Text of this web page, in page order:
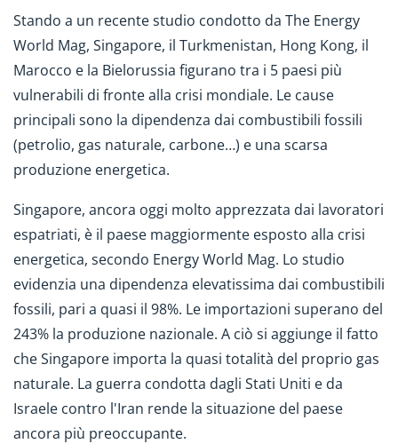
Stando a un recente studio condotto da The Energy
World Mag, Singapore, il Turkmenistan, Hong Kong, il
Marocco e la Bielorussia figurano tra i 5 paesi più
vulnerabili di fronte alla crisi mondiale. Le cause
principali sono la dipendenza dai combustibili fossili
(petrolio, gas naturale, carbone…) e una scarsa
produzione energetica.
Singapore, ancora oggi molto apprezzata dai lavoratori
espatriati, è il paese maggiormente esposto alla crisi
energetica, secondo Energy World Mag. Lo studio
evidenzia una dipendenza elevatissima dai combustibili
fossili, pari a quasi il 98%. Le importazioni superano del
243% la produzione nazionale. A ciò si aggiunge il fatto
che Singapore importa la quasi totalità del proprio gas
naturale. La guerra condotta dagli Stati Uniti e da
Israele contro l'Iran rende la situazione del paese
ancora più preoccupante.